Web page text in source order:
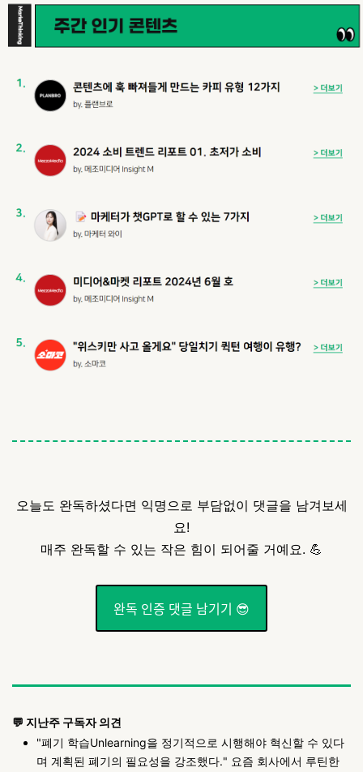
오늘도 완독하셨다면 익명으로 부담없이 댓글을 남겨보세
요!
매주 완독할 수 있는 작은 힘이 되어줄 거예요. 💪
완독 인증 댓글 남기기 😎
💬 지난주 구독자 의견
"폐기 학습Unlearning을 정기적으로 시행해야 혁신할 수 있다
며 계획된 폐기의 필요성을 강조했다." 요즘 회사에서 루틴한